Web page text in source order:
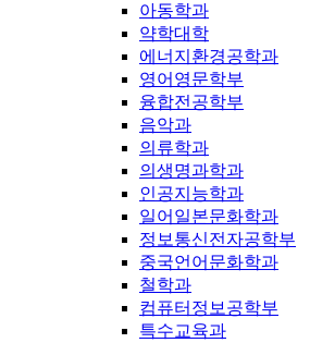
아동학과
약학대학
에너지환경공학과
영어영문학부
융합전공학부
음악과
의류학과
의생명과학과
인공지능학과
일어일본문화학과
정보통신전자공학부
중국언어문화학과
철학과
컴퓨터정보공학부
특수교육과